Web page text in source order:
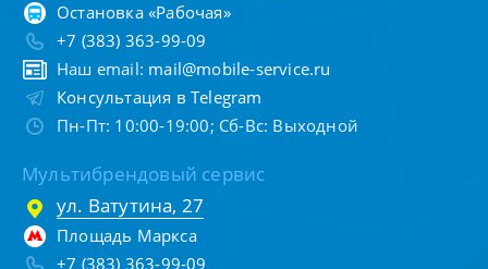
Остановка «Рабочая»
+7 (383) 363-99-09
Наш email: mail@mobile-service.ru
Консультация в Telegram
Пн-Пт: 10:00-19:00; Сб-Вс: Выходной
Мультибрендовый сервис
ул. Ватутина, 27
Площадь Маркса
+7 (383) 363-99-09